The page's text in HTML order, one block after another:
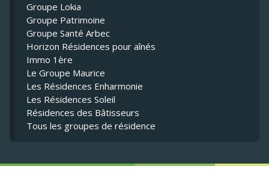
Groupe Lokia
Groupe Patrimoine
Groupe Santé Arbec
Horizon Résidences pour aînés
Immo 1ère
Le Groupe Maurice
Les Résidences Enharmonie
Les Résidences Soleil
Résidences des Bâtisseurs
Tous les groupes de résidence